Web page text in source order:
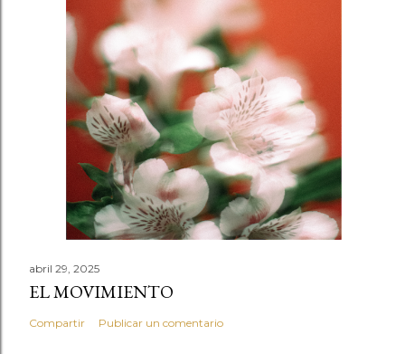
abril 29, 2025
EL MOVIMIENTO
Compartir Publicar un comentario